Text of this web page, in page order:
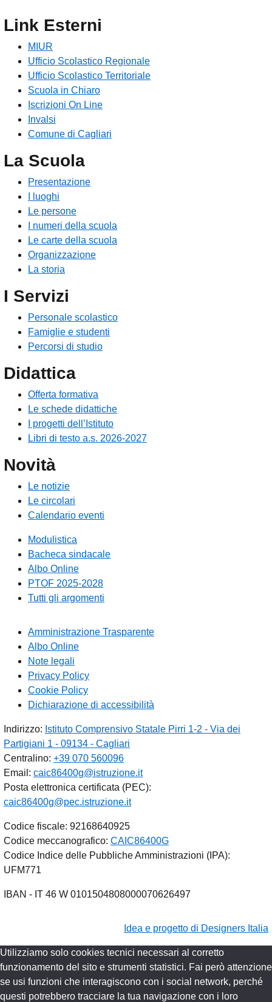
Link Esterni
MIUR
Ufficio Scolastico Regionale
Ufficio Scolastico Territoriale
Scuola in Chiaro
Iscrizioni On Line
Invalsi
Comune di Cagliari
La Scuola
Presentazione
I luoghi
Le persone
I numeri della scuola
Le carte della scuola
Organizzazione
La storia
I Servizi
Personale scolastico
Famiglie e studenti
Percorsi di studio
Didattica
Offerta formativa
Le schede didattiche
I progetti dell’Istituto
Libri di testo a.s. 2026-2027
Novità
Le notizie
Le circolari
Calendario eventi
Modulistica
Bacheca sindacale
Albo Online
PTOF 2025-2028
Tutti gli argomenti
Amministrazione Trasparente
Albo Online
Note legali
Privacy Policy
Cookie Policy
Dichiarazione di accessibilità
Indirizzo: Istituto Comprensivo Statale Pirri 1-2 - Via dei
Partigiani 1 - 09134 - Cagliari
Centralino: +39 070 560096
Email: caic86400g@istruzione.it
Posta elettronica certificata (PEC):
caic86400g@pec.istruzione.it
Codice fiscale: 92168640925
Codice meccanografico: CAIC86400G
Codice Indice delle Pubbliche Amministrazioni (IPA):
UFM771
IBAN - IT 46 W 0101504808000070626497
Idea e progetto di Designers Italia
Utilizziamo solo cookies tecnici necessari al corretto
funzionamento del sito e strumenti statistici. Fai però attenzione
se usi funzioni che interagiscono con i social network, perché
questi potrebbero tracciare la tua navigazione con i loro